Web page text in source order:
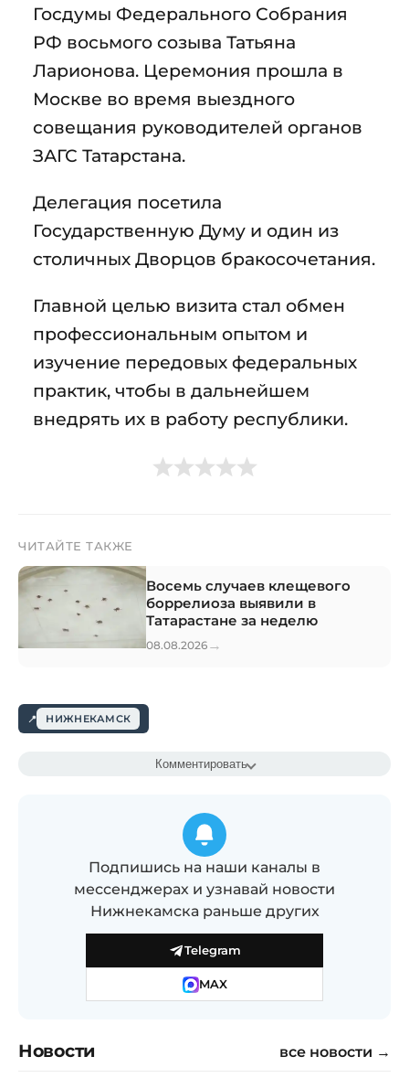
Госдумы Федерального Собрания
РФ восьмого созыва Татьяна
Ларионова. Церемония прошла в
Москве во время выездного
совещания руководителей органов
ЗАГС Татарстана.
Делегация посетила
Государственную Думу и один из
столичных Дворцов бракосочетания.
Главной целью визита стал обмен
профессиональным опытом и
изучение передовых федеральных
практик, чтобы в дальнейшем
внедрять их в работу республики.
ЧИТАЙТЕ ТАКЖЕ
Восемь случаев клещевого
боррелиоза выявили в
Татарастане за неделю
08.08.2026 →
НИЖНЕКАМСК
Комментировать
Подпишись на наши каналы в
мессенджерах и узнавай новости
Нижнекамска раньше других
Telegram
MAX
Новости все новости →